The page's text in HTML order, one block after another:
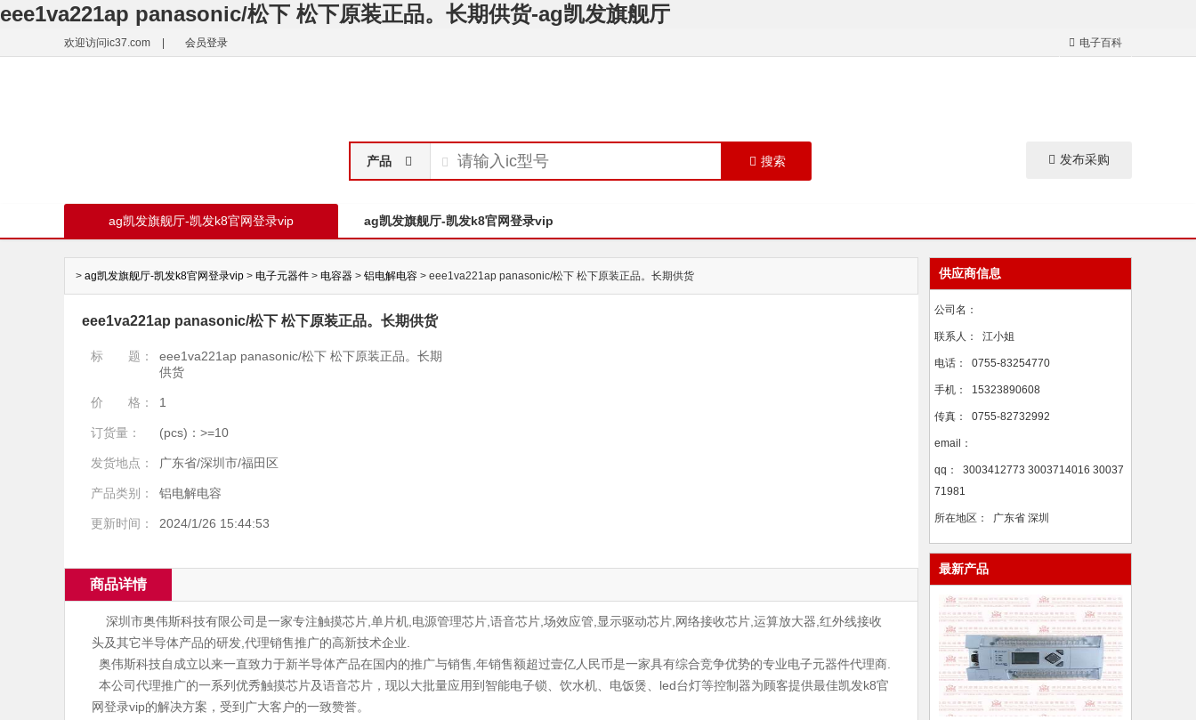
eee1va221ap panasonic/松下 松下原装正品。长期供货-ag凯发旗舰厅
欢迎访问ic37.com 会员登录 电子百科
产品 搜索 发布采购
ag凯发旗舰厅-凯发k8官网登录vip ag凯发旗舰厅-凯发k8官网登录vip
> ag凯发旗舰厅-凯发k8官网登录vip > 电子元器件 > 电容器 > 铝电解电容 > eee1va221ap panasonic/松下 松下原装正品。长期供货
eee1va221ap panasonic/松下 松下原装正品。长期供货
标 题：
eee1va221ap panasonic/松下 松下原装正品。长期
供货
价 格： 1
订货量： (pcs)：>=10
发货地点： 广东省/深圳市/福田区
产品类别： 铝电解电容
更新时间： 2024/1/26 15:44:53
商品详情
深圳市奥伟斯科技有限公司是一家专注触摸芯片,单片机,电源管理芯片,语音芯片,场效应管,显示驱动芯片,网络接收芯片,运算放大器,红外线接收
头及其它半导体产品的研发,代理销售推广的高新技术企业.
奥伟斯科技自成立以来一直致力于新半导体产品在国内的推广与销售,年销售额超过壹亿人民币是一家具有综合竞争优势的专业电子元器件代理商.
本公司代理推广的一系列优秀触摸芯片及语音芯片，现以大批量应用到智能电子锁、饮水机、电饭煲、led台灯等控制器为顾客提供最佳凯发k8官
网登录vip的解决方案，受到广大客户的一致赞誉。
供应商信息
公司名：
联系人： 江小姐
电话： 0755-83254770
手机： 15323890608
传真： 0755-82732992
email：
qq：
3003412773 3003714016 30037
71981
所在地区： 广东省 深圳
最新产品